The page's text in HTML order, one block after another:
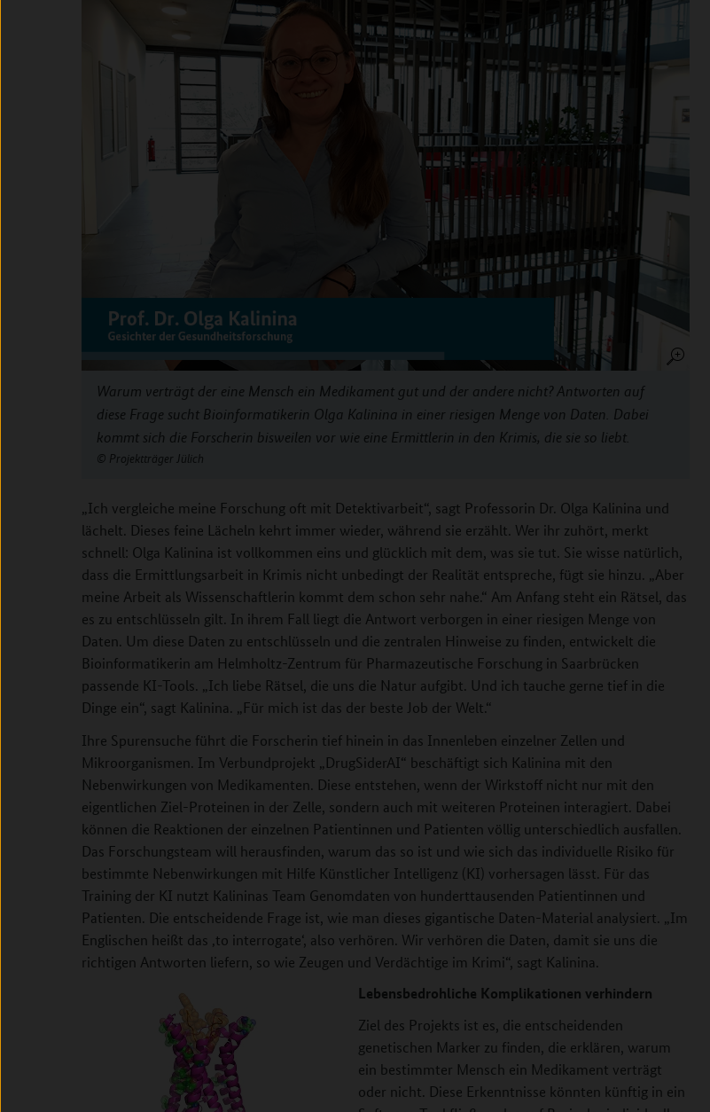
Warum verträgt der eine Mensch ein Medikament gut und der andere nicht? Antworten auf
diese Frage sucht Bioinformatikerin Olga Kalinina in einer riesigen Menge von Daten. Dabei
kommt sich die Forscherin bisweilen vor wie eine Ermittlerin in den Krimis, die sie so liebt.
Projektträger Jülich
„Ich vergleiche meine Forschung oft mit Detektivarbeit“, sagt Professorin Dr. Olga Kalinina und
lächelt. Dieses feine Lächeln kehrt immer wieder, während sie erzählt. Wer ihr zuhört, merkt
schnell: Olga Kalinina ist vollkommen eins und glücklich mit dem, was sie tut. Sie wisse natürlich,
dass die Ermittlungsarbeit in Krimis nicht unbedingt der Realität entspreche, fügt sie hinzu. „Aber
meine Arbeit als Wissenschaftlerin kommt dem schon sehr nahe.“ Am Anfang steht ein Rätsel, das
es zu entschlüsseln gilt. In ihrem Fall liegt die Antwort verborgen in einer riesigen Menge von
Daten. Um diese Daten zu entschlüsseln und die zentralen Hinweise zu finden, entwickelt die
Bioinformatikerin am Helmholtz-Zentrum für Pharmazeutische Forschung in Saarbrücken
passende KI-Tools. „Ich liebe Rätsel, die uns die Natur aufgibt. Und ich tauche gerne tief in die
Dinge ein“, sagt Kalinina. „Für mich ist das der beste Job der Welt.“
Ihre Spurensuche führt die Forscherin tief hinein in das Innenleben einzelner Zellen und
Mikroorganismen. Im Verbundprojekt „DrugSiderAI“ beschäftigt sich Kalinina mit den
Nebenwirkungen von Medikamenten. Diese entstehen, wenn der Wirkstoff nicht nur mit den
eigentlichen Ziel-Proteinen in der Zelle, sondern auch mit weiteren Proteinen interagiert. Dabei
können die Reaktionen der einzelnen Patientinnen und Patienten völlig unterschiedlich ausfallen.
Das Forschungsteam will herausfinden, warum das so ist und wie sich das individuelle Risiko für
bestimmte Nebenwirkungen mit Hilfe Künstlicher Intelligenz (KI) vorhersagen lässt. Für das
Training der KI nutzt Kalininas Team Genomdaten von hunderttausenden Patientinnen und
Patienten. Die entscheidende Frage ist, wie man dieses gigantische Daten-Material analysiert. „Im
Englischen heißt das ‚to interrogate‘, also verhören. Wir verhören die Daten, damit sie uns die
richtigen Antworten liefern, so wie Zeugen und Verdächtige im Krimi“, sagt Kalinina.
Lebensbedrohliche Komplikationen verhindern
Ziel des Projekts ist es, die entscheidenden
genetischen Marker zu finden, die erklären, warum
ein bestimmter Mensch ein Medikament verträgt
oder nicht. Diese Erkenntnisse könnten künftig in ein